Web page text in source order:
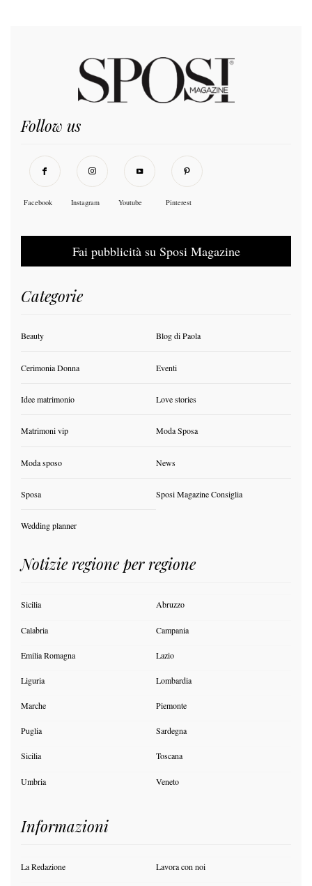
Follow us
Facebook Instagram Youtube Pinterest
Fai pubblicità su Sposi Magazine
Categorie
Beauty Blog di Paola
Cerimonia Donna Eventi
Idee matrimonio Love stories
Matrimoni vip Moda Sposa
Moda sposo News
Sposa Sposi Magazine Consiglia
Wedding planner
Notizie regione per regione
Sicilia Abruzzo
Calabria Campania
Emilia Romagna Lazio
Liguria Lombardia
Marche Piemonte
Puglia Sardegna
Sicilia Toscana
Umbria Veneto
Informazioni
La Redazione Lavora con noi